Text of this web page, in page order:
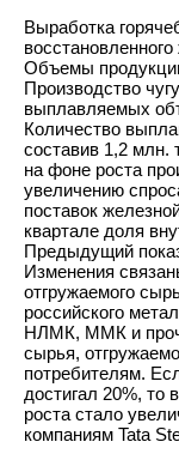
Выработка
Объемы
Производство
выплавляемых
Количество
составив 1,2 млн.
на фоне роста
увеличению
поставок
квартале доля
Предыдущий
Изменения
отгружаемого
российского
НЛМК, ММК и
сырья,
потребителям.
достигал 20%, то
роста стало
компаниям Tata